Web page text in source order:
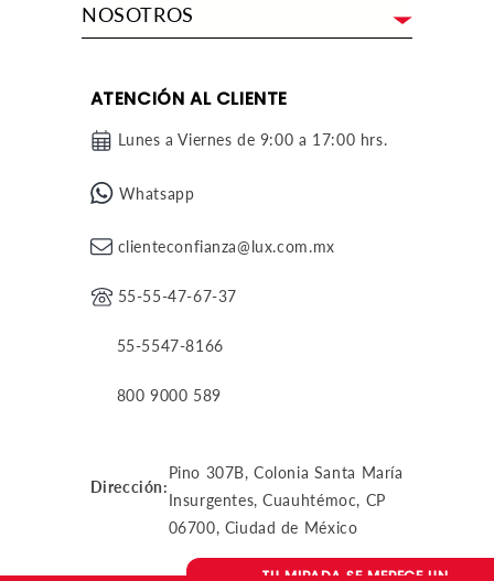
TU MIRADA SE MERECE UN
NOSOTROS
ATENCIÓN AL CLIENTE
Lunes a Viernes de 9:00 a 17:00 hrs.
Whatsapp
clienteconfianza@lux.com.mx
55-55-47-67-37
55-5547-8166
800 9000 589
Dirección:
Pino 307B, Colonia Santa María
Insurgentes, Cuauhtémoc, CP
06700, Ciudad de México